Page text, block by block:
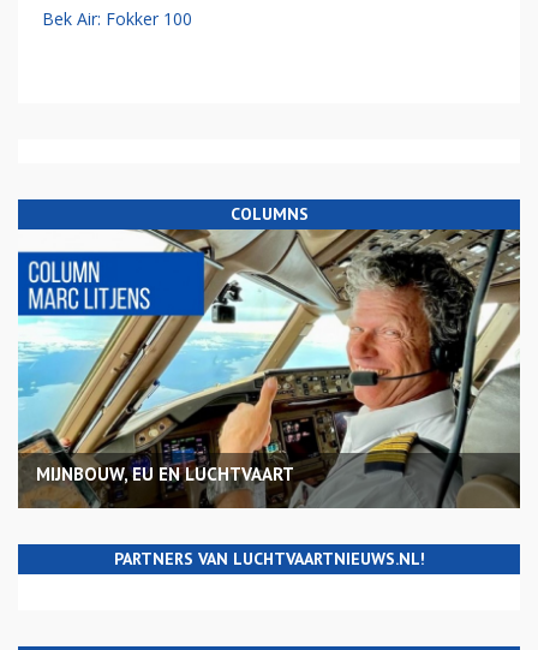
Bek Air: Fokker 100
COLUMNS
MIJNBOUW, EU EN LUCHTVAART
PARTNERS VAN LUCHTVAARTNIEUWS.NL!